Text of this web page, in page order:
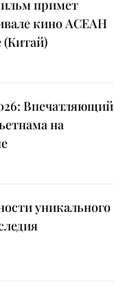
примет
кино АСЕАН
(Китай)
Впечатляющий
на
уникального